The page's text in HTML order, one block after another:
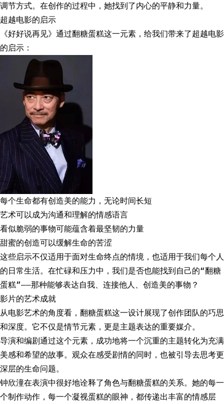
调节方式。在创作的过程中，她找到了内心的平静和力量。
超越电影的启示
《好好说再见》通过翻糖蛋糕这一元素，给我们带来了超越电影
的启示：
每个生命都有创造美的能力，无论时间长短
艺术可以成为沟通和理解的情感语言
看似脆弱的事物可能蕴含着最坚韧的力量
甜蜜的创造可以缓解生命的苦涩
这些启示不仅适用于面对生命终点的情境，也适用于我们每个人
的日常生活。在忙碌和压力中，我们是否也能找到自己的“翻糖
蛋糕”——那种能够表达自我、连接他人、创造美的事物？
影片的艺术成就
从电影艺术的角度看，翻糖蛋糕这一设计展现了创作团队的巧思
和深度。它不仅是情节元素，更是主题表达的重要媒介。
导演和编剧通过这个元素，成功地将一个沉重的主题转化为充满
美感和希望的故事。观众在感受剧情的同时，也被引导去思考更
深层的生命问题。
钟欣潼在表演中很好地诠释了角色与翻糖蛋糕的关系。她的每一
个制作动作，每一个凝视蛋糕的眼神，都传递出丰富的情感层